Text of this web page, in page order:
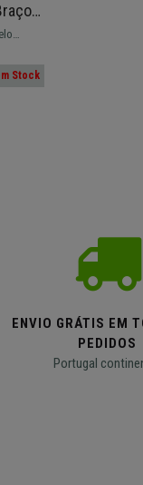
Stock
ENVIO GRÁTIS EM
PEDIDOS
Portugal